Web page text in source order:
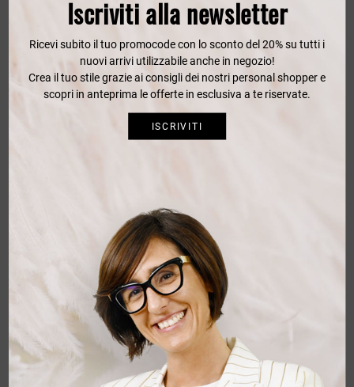
GILET TESSUTO FRED MELLO XL
GILET TESSUTO FRED MELLO XXL
Iscriviti alla newsletter
Ricevi subito il tuo promocode con lo sconto del 20% su tutti i
nuovi arrivi utilizzabile anche in negozio!
Crea il tuo stile grazie ai consigli dei nostri personal shopper e
scopri in anteprima le offerte in esclusiva a te riservate.
ISCRIVITI